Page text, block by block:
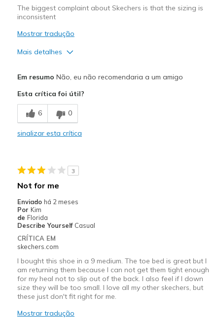
The biggest complaint about Skechers is that the sizing is
inconsistent
Mostrar tradução
Mais detalhes
Stylish
Melhores utilizações
Casual Wear
View On Shoes
Em resumo Não, eu não recomendaria a um amigo
Esta crítica foi útil?
6 0
sinalizar esta crítica
3
Not for me
Enviado há 2 meses
Por Kim
de Florida
Describe Yourself Casual
CRÍTICA EM
skechers.com
I bought this shoe in a 9 medium. The toe bed is great but I
am returning them because I can not get them tight enough
for my heal not to slip out of the back. I also feel if I down
size they will be too small. I love all my other skechers, but
these just don't fit right for me.
Mostrar tradução